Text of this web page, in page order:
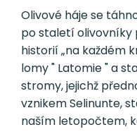
Olivové háje se
po staletí olivovníky
historií „na každém
lomy " Latomie " a
stromy, jejichž
vznikem Selinunte,
naším letopočtem,